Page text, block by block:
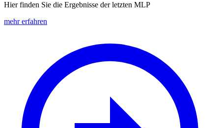
Hier finden Sie die Ergebnisse der letzten MLP
mehr erfahren